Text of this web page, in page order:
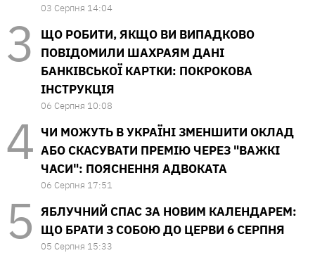
03 Серпня 14:04
ЩО РОБИТИ, ЯКЩО ВИ ВИПАДКОВО
ПОВІДОМИЛИ ШАХРАЯМ ДАНІ
БАНКІВСЬКОЇ КАРТКИ: ПОКРОКОВА
ІНСТРУКЦІЯ
06 Серпня 10:08
ЧИ МОЖУТЬ В УКРАЇНІ ЗМЕНШИТИ ОКЛАД
АБО СКАСУВАТИ ПРЕМІЮ ЧЕРЕЗ "ВАЖКІ
ЧАСИ": ПОЯСНЕННЯ АДВОКАТА
06 Серпня 17:51
ЯБЛУЧНИЙ СПАС ЗА НОВИМ КАЛЕНДАРЕМ:
ЩО БРАТИ З СОБОЮ ДО ЦЕРВИ 6 СЕРПНЯ
05 Серпня 15:33